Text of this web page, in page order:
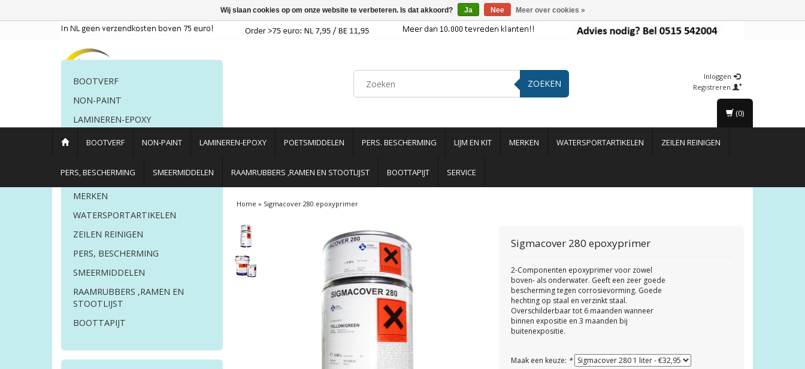
ZOEKEN
Inloggen
Registreren
BOOTVERF NON-PAINT LAMINEREN-EPOXY POETSMIDDELEN PERS. BESCHERMING LIJM EN KIT MERKEN WATERSPORTARTIKELEN ZEILEN REINIGEN
PERS, BESCHERMING SMEERMIDDELEN RAAMRUBBERS ,RAMEN EN STOOTLIJST BOOTTAPIJT SERVICE
(0)
BOOTVERF
NON-PAINT
LAMINEREN-EPOXY
POETSMIDDELEN
LIJM EN KIT
MERKEN
WATERSPORTARTIKELEN
ZEILEN REINIGEN
PERS, BESCHERMING
SMEERMIDDELEN
RAAMRUBBERS ,RAMEN EN
STOOTLIJST
BOOTTAPIJT
Home » Sigmacover 280 epoxyprimer
Sigmacover 280 epoxyprimer
2-Componenten epoxyprimer voor zowel
boven- als onderwater. Geeft een zeer goede
bescherming tegen corrosievorming. Goede
hechting op staal en verzinkt staal.
Overschilderbaar tot 6 maanden wanneer
binnen expositie en 3 maanden bij
buitenexpositie.
Maak een keuze: *
Wij slaan cookies op om onze website te verbeteren. Is dat akkoord? Ja Nee Meer over cookies »